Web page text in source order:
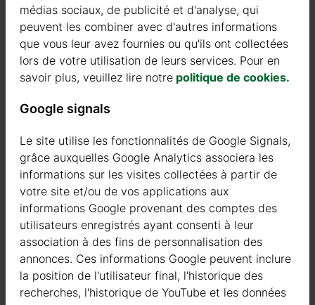
réglementations locales pour éviter les problèmes futurs et
assurer la conformité avec les lois locales sur la construction.
Pour plus d’informations ou pour toute question supplémentaire,
n’hésitez pas à contacter notre service commercial au numéro
serons heureux de vous aider.
Nous sommes là pour vous assister.
médias sociaux, de publicité et d'analyse, qui
peuvent les combiner avec d'autres informations
que vous leur avez fournies ou qu'ils ont collectées
lors de votre utilisation de leurs services. Pour en
savoir plus, veuillez lire notre politique de cookies.
Google signals
Le site utilise les fonctionnalités de Google Signals,
grâce auxquelles Google Analytics associera les
informations sur les visites collectées à partir de
votre site et/ou de vos applications aux
informations Google provenant des comptes des
utilisateurs enregistrés ayant consenti à leur
association à des fins de personnalisation des
annonces. Ces informations Google peuvent inclure
la position de l'utilisateur final, l'historique des
recherches, l'historique de YouTube et les données